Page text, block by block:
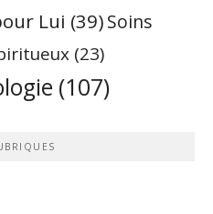
Lui (39)Soins
(23)
(107)